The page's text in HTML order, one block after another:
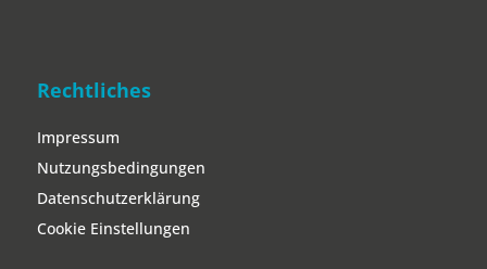
Rechtliches
Impressum
Nutzungsbedingungen
Datenschutzerklärung
Cookie Einstellungen